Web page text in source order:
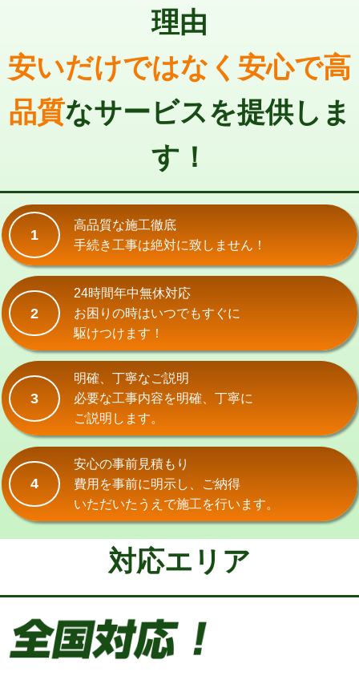
止水・漏水調査・防水処理・清掃・修
その他部品の脱着 8,800円～
交換・取付（タンク） 22,000円+材料費
交換・取付(単水栓（壁付・デッキ
式・ワンホール）)
交換・取付(排水栓・排水トラップ
（P/S/ポップアップ））
22,000円+材料費
交換・取付（その他部品）
持込商品取付（単水栓）
持込商品取付（混合水栓） 16,500円
持込商品取付（浄水器・分岐水栓） 16,500円
給水管工事※（ホール加工)
給水管工事※（バンド止め)
給水管工事※（支持金具設置) 5,500円
給水管工事※（保温材使用（バンド止
め込み）)
5,500円
給水管工事※（土の掘削・埋め戻し作
11,000円
給水管工事※（塩ビ管（VP・HI）使
用/3ｍまで)
理由
安いだけではなく安心で高
品質なサービスを提供しま
す！
1
高品質な施工徹底
手続き工事は絶対に致しません！
2
24時間年中無休対応
お困りの時はいつでもすぐに
駆けつけます！
3
明確、丁寧なご説明
必要な工事内容を明確、丁寧に
ご説明します。
4
安心の事前見積もり
費用を事前に明示し、ご納得
いただいたうえで施工を行います。
対応エリア